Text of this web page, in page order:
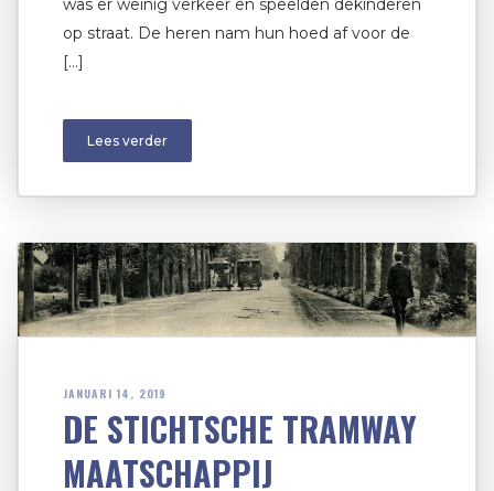
was er weinig verkeer en speelden dekinderen
op straat. De heren nam hun hoed af voor de
[…]
Lees verder
JANUARI 14, 2019
DE STICHTSCHE TRAMWAY
MAATSCHAPPIJ